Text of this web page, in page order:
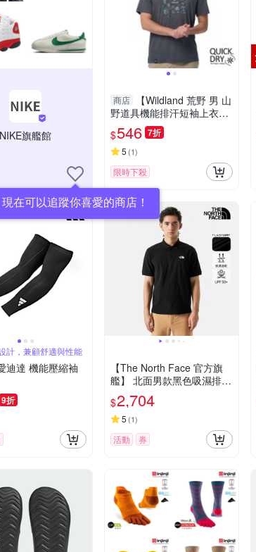
NIKE旗艦館
現在可以追蹤你喜愛的商店！
商店
【Wildland 荒野 男 山
野道具機能排汗短袖上衣
《深灰》】0B11626/T桖/圓
領T/運動衣/休閒衫
$546 7折
5 (1)
限時下殺
計，兼顧舒適與性能
迪達 機能壓縮袖
9折
【The North Face 官方旗
艦】 北面男款黑色吸濕排汗
防曬POLO衫｜87W2JK3
$2,704
5 (1)
活動 券